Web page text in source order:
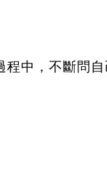
程中，不斷問